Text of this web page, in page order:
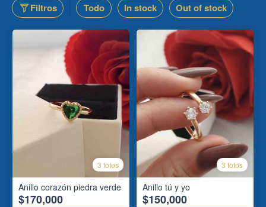
Filtros Todo In stock Out of stock
3 fotos
Anillo corazón piedra verde
$170,000
3 fotos
Anillo tú y yo
$150,000